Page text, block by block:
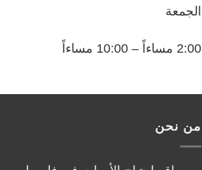
الجمعة
2:00 مساءاً – 10:00 مساءاً
من نحن